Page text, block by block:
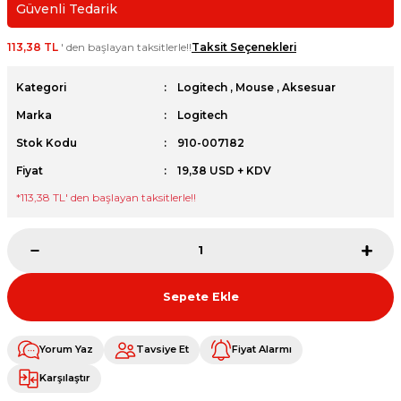
Güvenli Tedarik
113,38 TL ' den başlayan taksitlerle!!Taksit Seçenekleri
Kategori Logitech , Mouse , Aksesuar
Marka Logitech
Stok Kodu 910-007182
Fiyat
19,38 USD + KDV
*113,38 TL ' den başlayan taksitlerle!!
Sepete Ekle
Yorum Yaz Tavsiye Et Fiyat Alarmı
Karşılaştır